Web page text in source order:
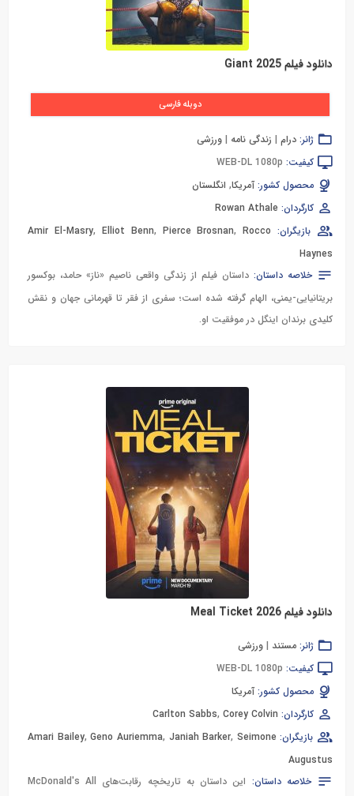
دانلود فیلم Giant 2025
دوبله فارسی
ژانر: درام | زندگی نامه | ورزشی
کیفیت: WEB-DL 1080p
محصول کشور: آمریکا, انگلستان
کارگردان: Rowan Athale
بازیگران:
Amir El-Masry, Elliot Benn, Pierce Brosnan,Rocco
Haynes
خلاصه داستان: داستان فیلم از زندگی واقعی ناصیم «ناز» حامد، بوکسور
بریتانیایی-یمنی، الهام گرفته شده است؛ سفری از فقر تا قهرمانی جهان و نقش
کلیدی برندان اینگل در موفقیت او.
دانلود فیلم Meal Ticket 2026
ژانر: مستند | ورزشی
کیفیت: WEB-DL 1080p
محصول کشور: آمریکا
کارگردان:
Carlton Sabbs, Corey Colvin
بازیگران:
Amari Bailey,Geno Auriemma, Janiah Barker, Seimone
Augustus
خلاصه داستان:
این داستان به تاریخچه رقابت‌های McDonald's All